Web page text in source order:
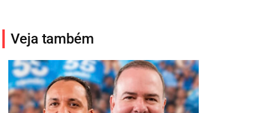
Veja também